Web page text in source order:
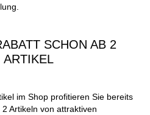
SCHON AB 2
ARTIKEL
im Shop profitieren Sie bereits
Artikeln von attraktiven